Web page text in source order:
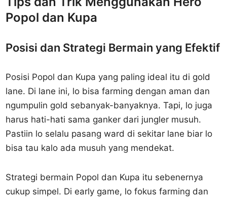
Popol dan Kupa
Posisi dan Strategi Bermain yang Efektif
Posisi Popol dan Kupa yang paling ideal itu di gold
lane. Di lane ini, lo bisa farming dengan aman dan
ngumpulin gold sebanyak-banyaknya. Tapi, lo juga
harus hati-hati sama ganker dari jungler musuh.
Pastiin lo selalu pasang ward di sekitar lane biar lo
bisa tau kalo ada musuh yang mendekat.
Strategi bermain Popol dan Kupa itu sebenernya
cukup simpel. Di early game, lo fokus farming dan